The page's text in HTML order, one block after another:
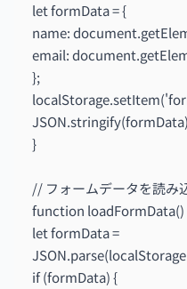
let formData = {
name:
email:
};
}
// フォームデータを読み
function loadFormData()
let formData =
if (formData) {